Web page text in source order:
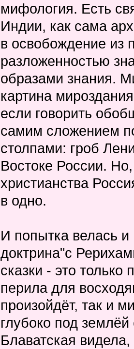
мифология. Есть
Индии, как сама
в освобождение из
разложенностью
образами знания.
картина
если говорить
самим сложением
столпами: гроб
Востоке России.
христианства
в одно.
И попытка велась
доктрина"с
сказки - это
перила для
произойдёт, так и
глубоко под
Блаватская